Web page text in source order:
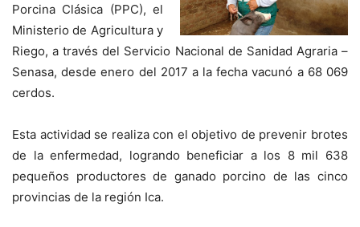
Porcina Clásica (PPC), el
Ministerio de Agricultura y
Riego, a través del Servicio Nacional de Sanidad Agraria –
Senasa, desde enero del 2017 a la fecha vacunó a 68 069
cerdos.
Esta actividad se realiza con el objetivo de prevenir brotes
de la enfermedad, logrando beneficiar a los 8 mil 638
pequeños productores de ganado porcino de las cinco
provincias de la región Ica.